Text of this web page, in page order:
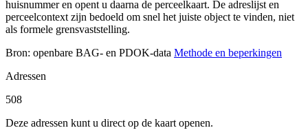
huisnummer en opent u daarna de perceelkaart. De adreslijst en
perceelcontext zijn bedoeld om snel het juiste object te vinden, niet
als formele grensvaststelling.
Bron: openbare BAG- en PDOK-data Methode en beperkingen
Adressen
508
Deze adressen kunt u direct op de kaart openen.